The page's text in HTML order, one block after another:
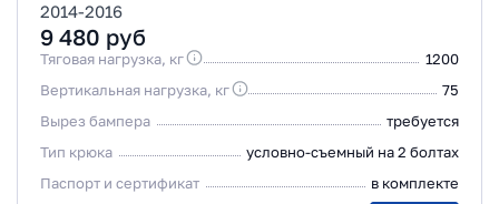
2014-2016
9 480 руб
Тяговая нагрузка, кг
1200
Вертикальная нагрузка, кг
75
Вырез бампера
требуется
Тип крюка
условно-съемный на 2 болтах
Паспорт и сертификат
в комплекте